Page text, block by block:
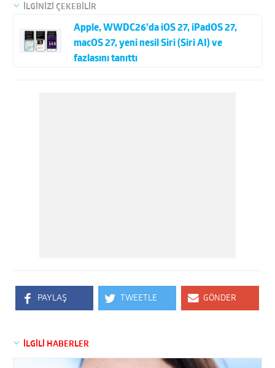
İLGİNİZİ ÇEKEBİLİR
Apple, WWDC26’da iOS 27, iPadOS 27,
macOS 27, yeni nesil Siri (Siri AI) ve
fazlasını tanıttı
PAYLAŞ TWEETLE GÖNDER
İLGİLİ HABERLER